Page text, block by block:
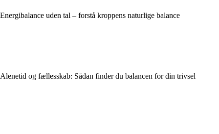
Energibalance uden tal – forstå kroppens naturlige balance
Alenetid og fællesskab: Sådan finder du balancen for din trivsel